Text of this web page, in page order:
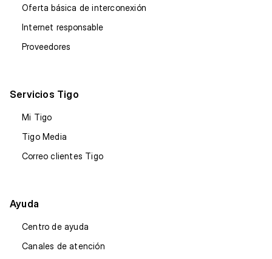
Oferta básica de interconexión
Internet responsable
Proveedores
Servicios Tigo
Mi Tigo
Tigo Media
Correo clientes Tigo
Ayuda
Centro de ayuda
Canales de atención